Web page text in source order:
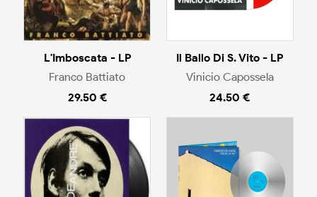
L'Imboscata - LP
Franco Battiato
29.50 €
Il Ballo Di S. Vito - LP
Vinicio Capossela
24.50 €